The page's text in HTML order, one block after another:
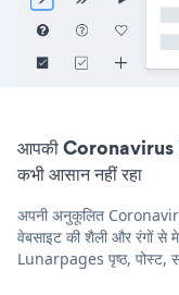
आपकी Coronavirus
कभी आसान नहीं रहा
अपनी अनुकूलित
वेबसाइट की शैली और रंगों
Lunarpages पृष्ठ, पोस्ट,